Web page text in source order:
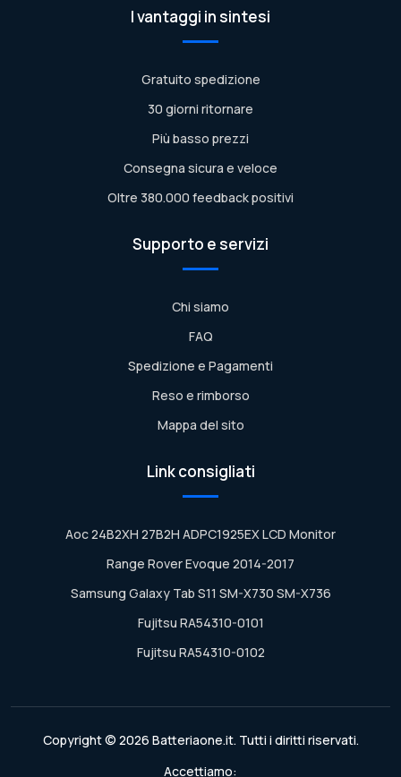
I vantaggi in sintesi
Gratuito spedizione
30 giorni ritornare
Più basso prezzi
Consegna sicura e veloce
Oltre 380.000 feedback positivi
Supporto e servizi
Chi siamo
FAQ
Spedizione e Pagamenti
Reso e rimborso
Mappa del sito
Link consigliati
Aoc 24B2XH 27B2H ADPC1925EX LCD Monitor
Range Rover Evoque 2014-2017
Samsung Galaxy Tab S11 SM-X730 SM-X736
Fujitsu RA54310-0101
Fujitsu RA54310-0102
Copyright © 2026 Batteriaone.it. Tutti i diritti riservati.
Accettiamo: